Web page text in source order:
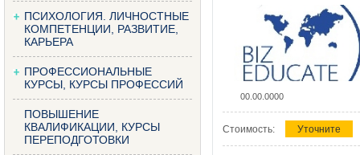
ПСИХОЛОГИЯ. ЛИЧНОСТНЫЕ
КОМПЕТЕНЦИИ, РАЗВИТИЕ,
КАРЬЕРА
ПРОФЕССИОНАЛЬНЫЕ
КУРСЫ, КУРСЫ ПРОФЕССИЙ
ПОВЫШЕНИЕ
КВАЛИФИКАЦИИ, КУРСЫ
ПЕРЕПОДГОТОВКИ
00.00.0000
Стоимость: Уточните